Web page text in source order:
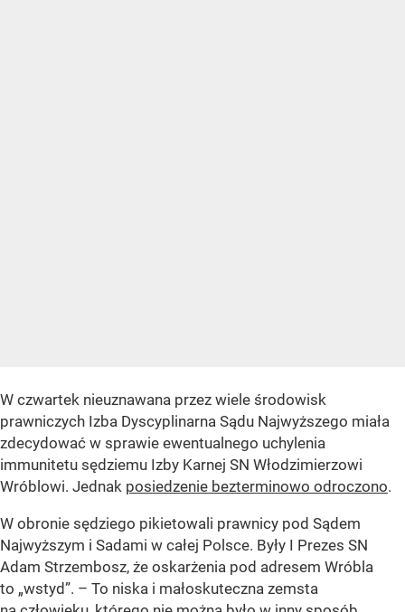
W czwartek nieuznawana przez wiele środowisk
prawniczych Izba Dyscyplinarna Sądu Najwyższego miała
zdecydować w sprawie ewentualnego uchylenia
immunitetu sędziemu Izby Karnej SN Włodzimierzowi
Wróblowi. Jednak posiedzenie bezterminowo odroczono.
W obronie sędziego pikietowali prawnicy pod Sądem
Najwyższym i Sadami w całej Polsce. Były I Prezes SN
Adam Strzembosz, że oskarżenia pod adresem Wróbla
to „wstyd”. – To niska i małoskuteczna zemsta